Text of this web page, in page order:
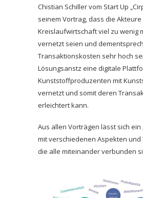
Chistian Schiller vom Start Up
seinem Vortrag, dass die
Kreislaufwirtschaft viel zu wenig
vernetzt seien und
Transaktionskosten sehr hoch
Lösungsanstz eine digitale
Kunststoffproduzenten mit
vernetzt und somit deren
erleichtert kann.
Aus allen Vorträgen lässt sich ein
mit verschiedenen Aspekten und
die alle miteinander verbunden